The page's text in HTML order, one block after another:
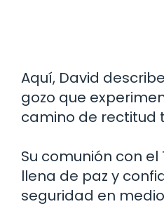
Aquí, David
gozo que
camino de rectitud
Su comunión con
llena de paz y
seguridad en